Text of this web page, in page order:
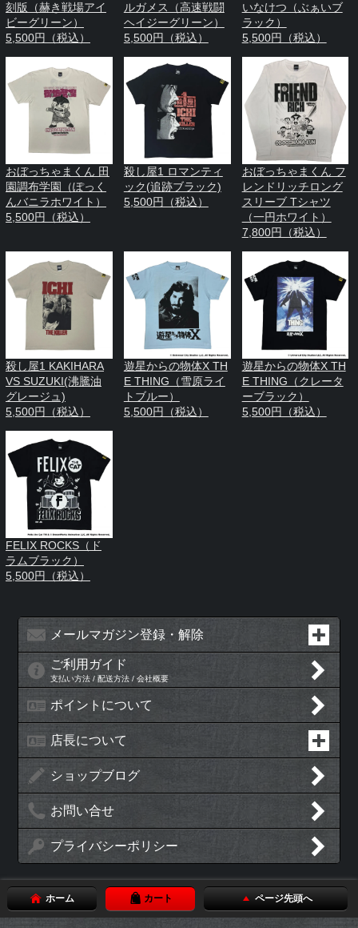
刻版（赫き戦場アイ
ビーグリーン）
5,500円（税込）
ルガメス（高速戦闘
ヘイジーグリーン）
5,500円（税込）
いなけつ（ぶぁいブ
ラック）
5,500円（税込）
おぼっちゃまくん 田
園調布学園（ぽっく
んバニラホワイト）
5,500円（税込）
殺し屋1 ロマンティ
ック(追跡ブラック)
5,500円（税込）
おぼっちゃまくん フ
レンドリッチロング
スリーブ Tシャツ
（一円ホワイト）
7,800円（税込）
殺し屋1 KAKIHARA
VS SUZUKI(沸騰油
グレージュ)
5,500円（税込）
遊星からの物体X TH
E THING（雪原ライ
トブルー）
5,500円（税込）
遊星からの物体X TH
E THING（クレータ
ーブラック）
5,500円（税込）
FELIX ROCKS（ド
ラムブラック）
5,500円（税込）
メールマガジン登録・解除
ご利用ガイド
支払い方法 / 配送方法 / 会社概要
ポイントについて
店長について
ショップブログ
お問い合せ
プライバシーポリシー
ホーム カート ページ先頭へ